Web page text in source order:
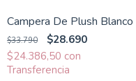
Campera De Plush Blanco
$33.790
$28.690
$24.386,50 con